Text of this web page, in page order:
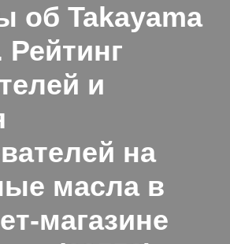
об Takayama
Рейтинг
и
на
масла в
магазине